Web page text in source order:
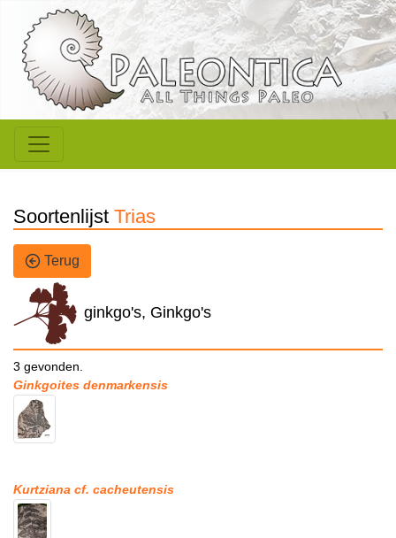
Soortenlijst Trias
Terug
ginkgo's, Ginkgo's
3 gevonden.
Ginkgoites denmarkensis
Kurtziana cf. cacheutensis